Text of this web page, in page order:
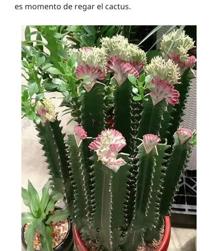
es momento de regar el cactus.